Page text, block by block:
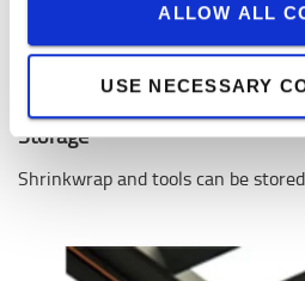
ALLOW ALL
USE NECESSARY
Storage
Shrinkwrap and tools can be